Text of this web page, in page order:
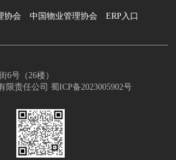
协会 中国物业管理协会
ERP入口
6号（26楼）
限责任公司 蜀ICP备2023005902号